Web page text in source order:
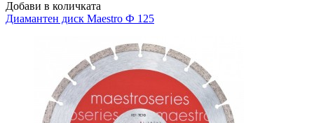
Добави в количката
Диамантен диск Maestro Ф 125